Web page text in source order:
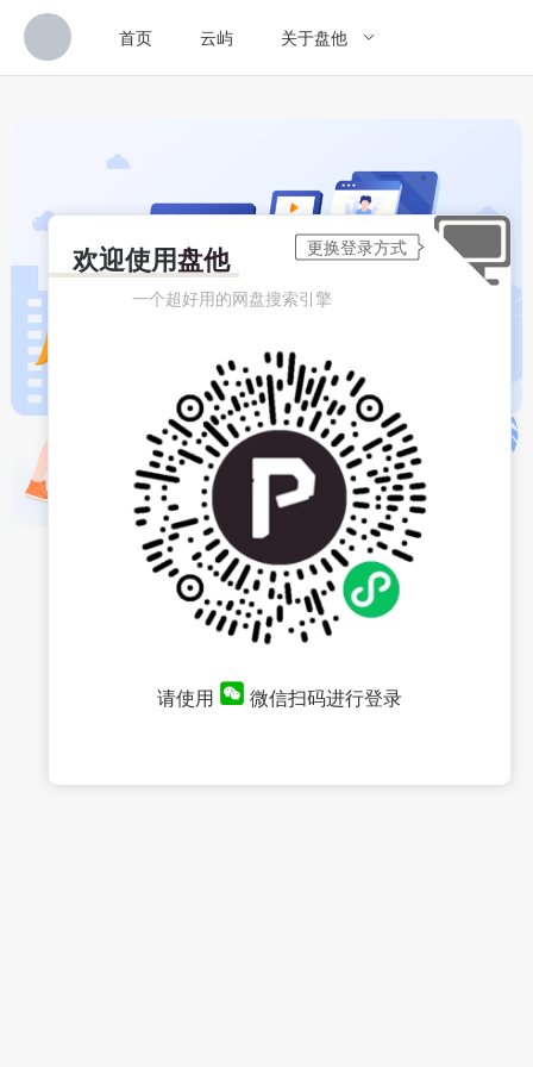
首页 云屿 关于盘他
欢迎使用盘他
一个超好用的网盘搜索引擎
请使用 微信扫码进行登录